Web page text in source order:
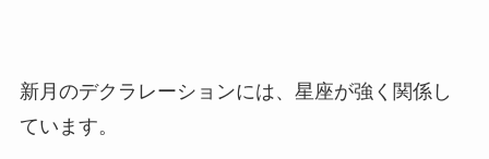
新月のデクラレーションには、星座が強く関係し
ています。